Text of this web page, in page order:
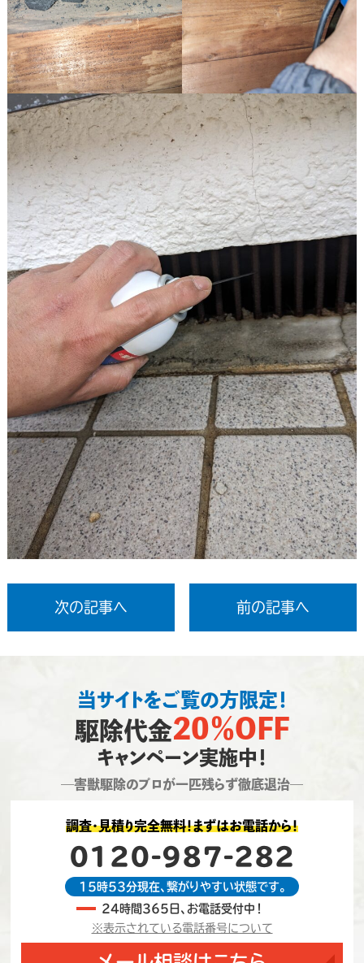
次の記事へ 前の記事へ
当サイトをご覧の方限定！
駆除代金20％OFF
キャンペーン実施中！
―害獣駆除のプロが一匹残らず徹底退治―
調査・見積り完全無料！まずはお電話から！
0120-987-282
15時53分現在、繋がりやすい状態です。
24時間365日、お電話受付中！
※表示されている電話番号について